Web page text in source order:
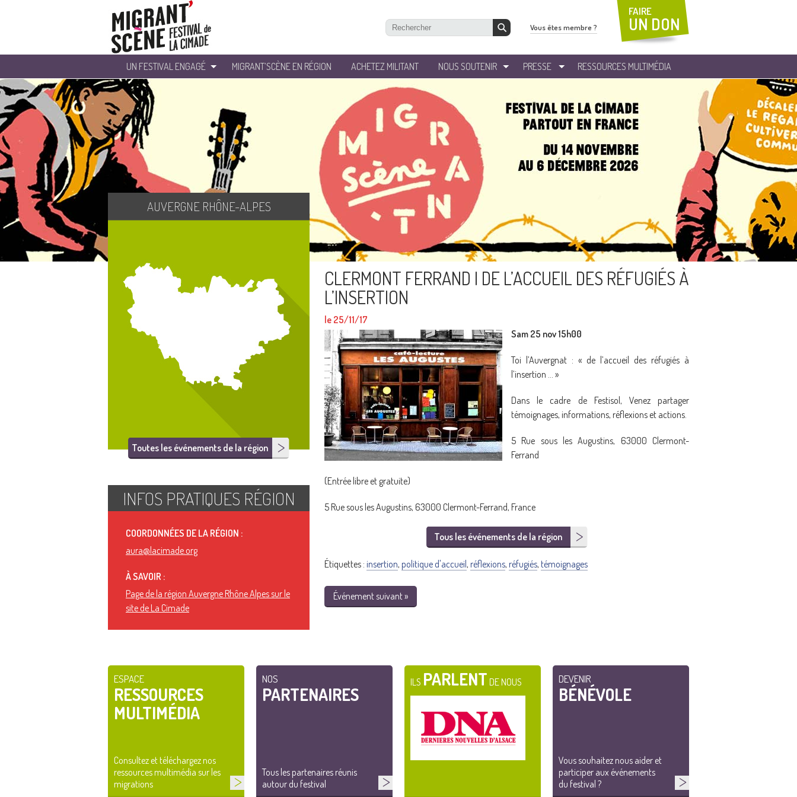
UN FESTIVAL ENGAGÉ MIGRANT’SCÈNE EN RÉGION ACHETEZ MILITANT NOUS SOUTENIR PRESSE RESSOURCES MULTIMÉDIA
Vous êtes membre ?
FAIRE
UN DON
CLERMONT FERRAND I DE L’ACCUEIL DES RÉFUGIÉS À
L’INSERTION
le 25/11/17
Sam 25 nov 15h00
Toi l’Auvergnat : « de l’accueil des réfugiés à
l’insertion … »
Dans le cadre de Festisol, Venez partager
témoignages, informations, réflexions et actions.
5 Rue sous les Augustins, 63000 Clermont-
Ferrand
(Entrée libre et gratuite)
5 Rue sous les Augustins, 63000 Clermont-Ferrand, France
Tous les événements de la région
Étiquettes : insertion, politique d'accueil , réflexions, réfugiés, témoignages
Événement suivant »
AUVERGNE RHÔNE-ALPES
Toutes les événements de la région
INFOS PRATIQUES RÉGION
COORDONNÉES DE LA RÉGION :
aura@lacimade.org
À SAVOIR :
Page de la région Auvergne Rhône Alpes sur le
site de La Cimade
ESPACE
RESSOURCES
MULTIMÉDIA
Consultez et téléchargez nos
ressources multimédia sur les
migrations
NOS
PARTENAIRES
Tous les partenaires réunis
autour du festival
ILS PARLENT DE NOUS DEVENIR
BÉNÉVOLE
Vous souhaitez nous aider et
participer aux événements
du festival ?